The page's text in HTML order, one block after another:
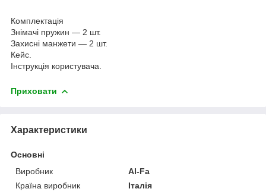
Комплектація
Знімачі пружин — 2 шт.
Захисні манжети — 2 шт.
Кейс.
Інструкція користувача.
Приховати
Характеристики
Основні
Виробник
Al-Fa
Країна виробник
Італія